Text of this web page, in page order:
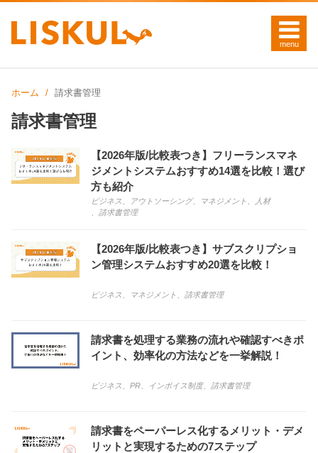
ホーム 請求書管理
請求書管理
【2026年版/比較表つき】フリーランスマネ
ジメントシステムおすすめ14選を比較！選び
方も紹介
ビジネス アウトソーシング、 マネジメント
人材
請求書管理
【2026年版/比較表つき】サブスクリプショ
ン管理システムおすすめ20選を比較！
ビジネス マネジメント 請求書管理
請求書を処理する業務の流れや確認すべきポ
イント、効率化の方法などを一挙解説！
ビジネス PR インボイス制度、 請求書管理
請求書をペーパーレス化するメリット・デメ
リットと実現するための7ステップ